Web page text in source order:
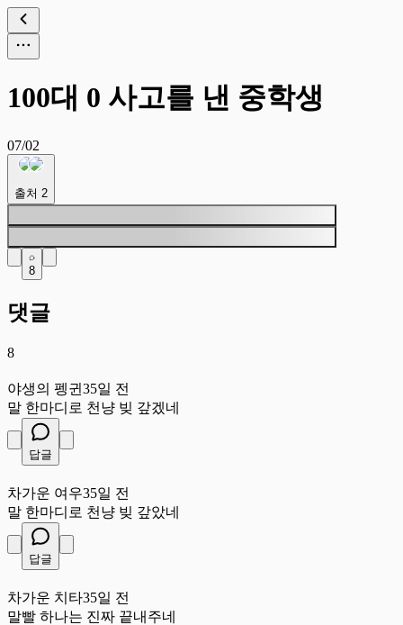
100대 0 사고를 낸 중학생
07/02
출처 2
8
댓글
8
야생의 펭귄 35일 전
말 한마디로 천냥 빚 갚겠네
답글
차가운 여우35일 전
말 한마디로 천냥 빚 갚았네
답글
차가운 치타35일 전
말빨 하나는 진짜 끝내주네